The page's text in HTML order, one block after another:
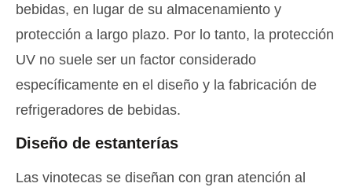
bebidas, en lugar de su almacenamiento y
protección a largo plazo. Por lo tanto, la protección
UV no suele ser un factor considerado
específicamente en el diseño y la fabricación de
refrigeradores de bebidas.
Diseño de estanterías
Las vinotecas se diseñan con gran atención al